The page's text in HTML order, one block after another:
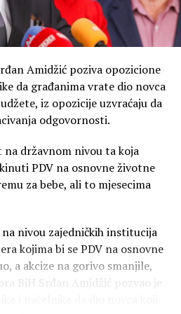
u ostalih pet mjeseci imamo
Vujović, rukovodilac sektora
i vodama ZP
u odnosu na potrošnju. Kota
je niža jedanaest metara u
40 dana, imamo remont
koji će trajati preko
kapacitete, vjerujem da će u
– kaže Petrović, navodi
Termoelektrane Ugljevik u
sa sušom neće biti –
do kraja septembra, pa je
Amidžić poziva opozicione
da građanima vrate dio novca
iz opozicije uzvraćaju da
odgovornosti.
na državnom nivou ta koja
PDV na osnovne životne
za bebe, ali to mjesecima
nivou zajedničkih institucija
kojima bi se PDV na osnovne
a akcize na gorivo smanjile,
BiH Srđan Amidžić pozvao je